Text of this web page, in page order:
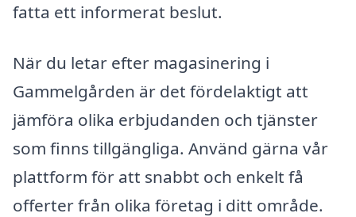
fatta ett informerat beslut.
När du letar efter magasinering i
Gammelgården är det fördelaktigt att
jämföra olika erbjudanden och tjänster
som finns tillgängliga. Använd gärna vår
plattform för att snabbt och enkelt få
offerter från olika företag i ditt område.